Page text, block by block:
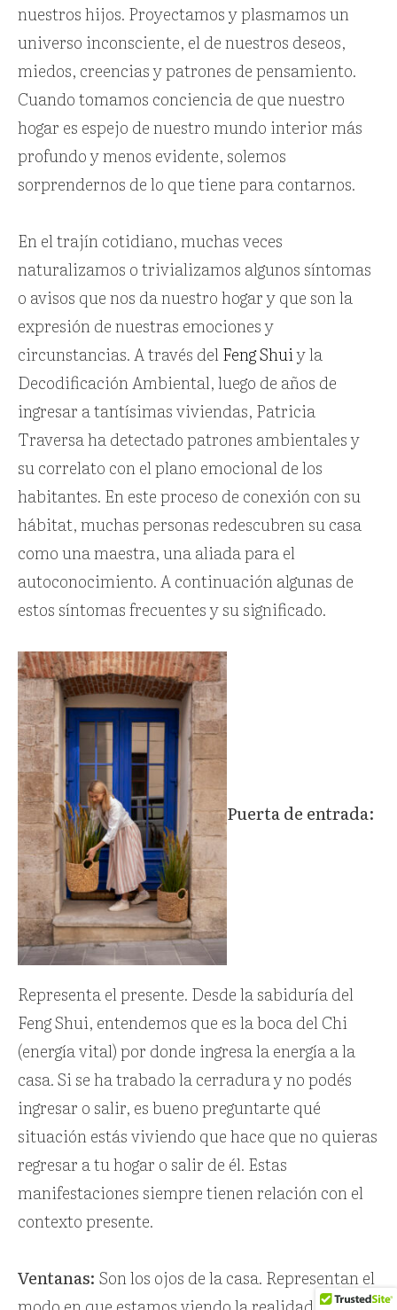
nuestros hijos. Proyectamos y plasmamos un
universo inconsciente, el de nuestros deseos,
miedos, creencias y patrones de pensamiento.
Cuando tomamos conciencia de que nuestro
hogar es espejo de nuestro mundo interior más
profundo y menos evidente, solemos
sorprendernos de lo que tiene para contarnos.
En el trajín cotidiano, muchas veces
naturalizamos o trivializamos algunos síntomas
o avisos que nos da nuestro hogar y que son la
expresión de nuestras emociones y
circunstancias. A través delFeng Shuiy la
Decodificación Ambiental, luego de años de
ingresar a tantísimas viviendas, Patricia
Traversa ha detectado patrones ambientales y
su correlato con el plano emocional de los
habitantes. En este proceso de conexión con su
hábitat, muchas personas redescubren su casa
como una maestra, una aliada para el
autoconocimiento. A continuación algunas de
estos síntomas frecuentes y su significado.
Puerta de entrada:
Representa el presente. Desde la sabiduría del
Feng Shui, entendemos que es la boca del Chi
(energía vital) por donde ingresa la energía a la
casa. Si se ha trabado la cerradura y no podés
ingresar o salir, es bueno preguntarte qué
situación estás viviendo que hace que no quieras
regresar a tu hogar o salir de él. Estas
manifestaciones siempre tienen relación con el
contexto presente.
Ventanas: Son los ojos de la casa. Representan el